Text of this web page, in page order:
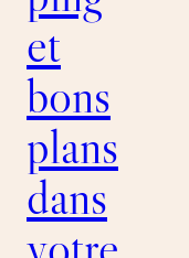
et
bons
plans
dans